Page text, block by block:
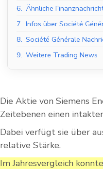
6. Ähnliche
7. Infos über Société
8. Société Générale
9. Weitere Trading News
Die Aktie von Siemens
Zeitebenen einen
Dabei verfügt sie über
relative Stärke.
Im Jahresvergleich